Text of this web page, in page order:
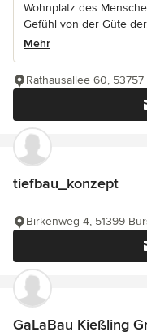
Wohnplatz des
Gefühl von der Güte
Mehr
Rathausallee 60,
tiefbau_konzept
Birkenweg 4, 51399
GaLaBau Kießling